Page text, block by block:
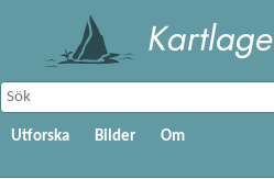
Utforska Bilder Om